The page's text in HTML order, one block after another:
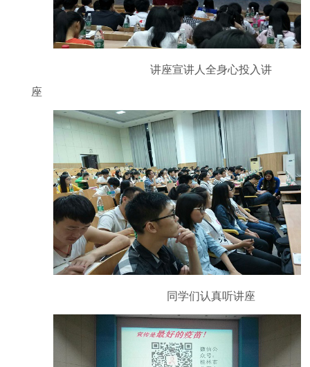
讲座宣讲人全身心投入讲
座
同学们认真听讲座